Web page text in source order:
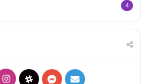
4
InstagramThreadsMessenger
Mail